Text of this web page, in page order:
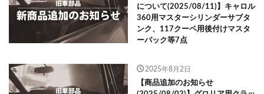
について(2025/08/11)】キャロル
360用マスターシリンダーサブタ
ンク、117クーペ用後付けマスタ
ーバック等7点
2025年8月2日
【商品追加のお知らせ